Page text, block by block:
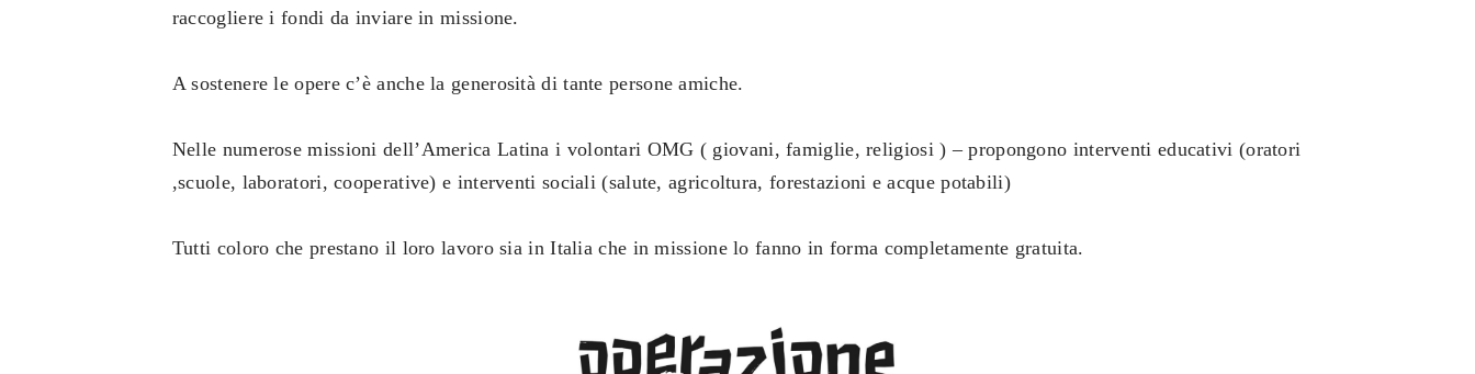
raccogliere i fondi da inviare in missione.
A sostenere le opere c’è anche la generosità di tante persone amiche.
Nelle numerose missioni dell’America Latina i volontari OMG ( giovani, famiglie, religiosi ) – propongono interventi educativi (oratori
,scuole, laboratori, cooperative) e interventi sociali (salute, agricoltura, forestazioni e acque potabili)
Tutti coloro che prestano il loro lavoro sia in Italia che in missione lo fanno in forma completamente gratuita.